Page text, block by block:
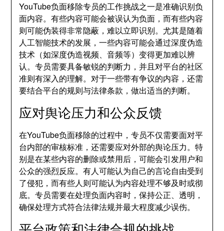
YouTube负面移除专员的工作挑战之一是准确识别负
面内容。有些内容可能会被误认为负面，而有些内容
则可能伪装得非常隐蔽，难以立即识别。尤其是随着
人工智能技术的发展，一些内容可能会通过深度伪造
技术（如深度伪造视频、音频等）变得更加难以辨
认。专员需要具备敏锐的判断力，并且对平台的社区
准则有深入的理解。对于一些带有争议的内容，还需
要结合平台的规则与法律条款，做出适当的判断。
应对舆论压力和公众反馈
在YouTube负面移除的过程中，专员不仅需要面对平
台内部的审核标准，还需要应对外部的舆论压力。特
别是在某些内容的删除或禁用后，可能会引发用户和
公众的强烈反应。有人可能认为自己的言论自由受到
了侵犯，而有些人则可能认为内容处理不够及时或彻
底。专员需要在处理负面内容时，保持公正、透明，
确保处理方式符合法律法规并最大程度减少误伤。